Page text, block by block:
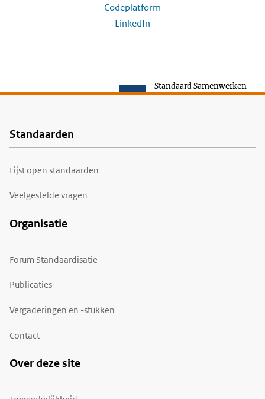
Codeplatform
LinkedIn
Standaard Samenwerken
Voet
Standaarden
Lijst open standaarden
Veelgestelde vragen
Organisatie
Forum Standaardisatie
Publicaties
Vergaderingen en -stukken
Contact
Over deze site